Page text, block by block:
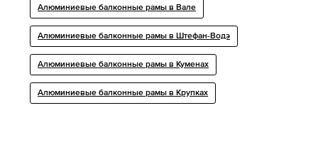
Алюминиевые балконные рамы в Вале
Алюминиевые балконные рамы в Штефан-Водэ
Алюминиевые балконные рамы в Куменах
Алюминиевые балконные рамы в Крупках